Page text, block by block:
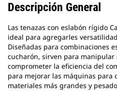
Descripción General
Las tenazas con eslabón rígido
ideal para agregarles
Diseñadas para combinaciones
cucharón, sirven para manipular
comprometer la eficiencia del
para mejorar las máquinas para
materiales más grandes y